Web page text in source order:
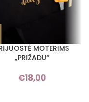
MOTERIMS
„PRIŽADU“
€18,00